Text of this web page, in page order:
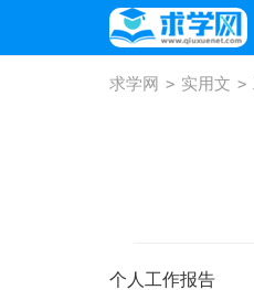
求学网 > 实用文 >
个人工作报告